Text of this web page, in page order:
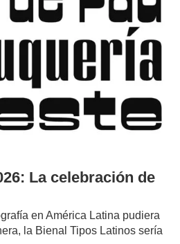
La celebración de
en América Latina pudiera
la Bienal Tipos Latinos sería